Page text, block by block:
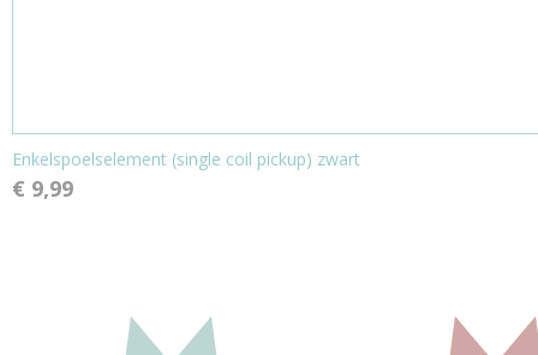
Enkelspoelselement (single coil pickup) zwart
€ 9,99